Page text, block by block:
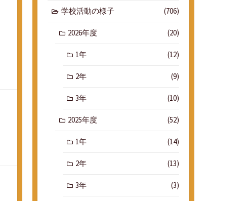
学校活動の様子 (706)
2026年度 (20)
1年 (12)
2年 (9)
3年 (10)
2025年度 (52)
1年 (14)
2年 (13)
3年 (3)